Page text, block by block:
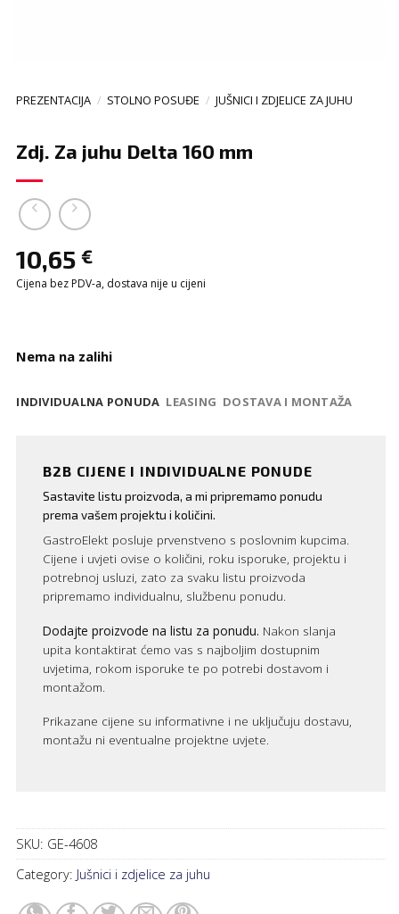
PREZENTACIJA / STOLNO POSUĐE / JUŠNICI I ZDJELICE ZA JUHU
Zdj. Za juhu Delta 160 mm
10,65€
Cijena bez PDV-a, dostava nije u cijeni
Nema na zalihi
INDIVIDUALNA PONUDA LEASING DOSTAVA I MONTAŽA
B2B CIJENE I INDIVIDUALNE PONUDE
Sastavite listu proizvoda, a mi pripremamo ponudu
prema vašem projektu i količini.
GastroElekt posluje prvenstveno s poslovnim kupcima.
Cijene i uvjeti ovise o količini, roku isporuke, projektu i
potrebnoj usluzi, zato za svaku listu proizvoda
pripremamo individualnu, službenu ponudu.
Dodajte proizvode na listu za ponudu. Nakon slanja
upita kontaktirat ćemo vas s najboljim dostupnim
uvjetima, rokom isporuke te po potrebi dostavom i
montažom.
Prikazane cijene su informativne i ne uključuju dostavu,
montažu ni eventualne projektne uvjete.
SKU: GE-4608
Category: Jušnici i zdjelice za juhu